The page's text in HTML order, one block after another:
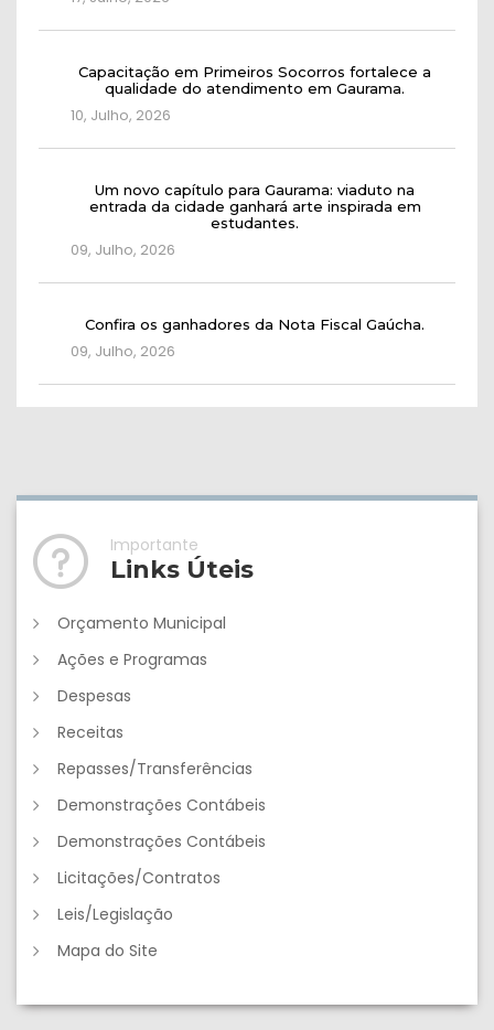
Capacitação em Primeiros Socorros fortalece a
qualidade do atendimento em Gaurama.
10, Julho, 2026
Um novo capítulo para Gaurama: viaduto na
entrada da cidade ganhará arte inspirada em
estudantes.
09, Julho, 2026
Confira os ganhadores da Nota Fiscal Gaúcha.
09, Julho, 2026
Importante
Links Úteis
Orçamento Municipal
Ações e Programas
Despesas
Receitas
Repasses/Transferências
Demonstrações Contábeis
Demonstrações Contábeis
Licitações/Contratos
Leis/Legislação
Mapa do Site